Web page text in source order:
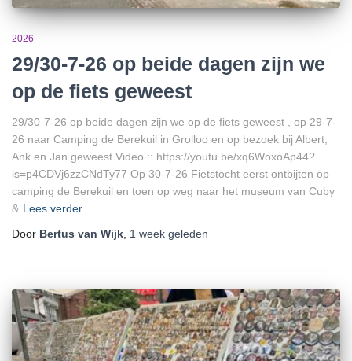
2026
29/30-7-26 op beide dagen zijn we
op de fiets geweest
29/30-7-26 op beide dagen zijn we op de fiets geweest , op 29-7-
26 naar Camping de Berekuil in Grolloo en op bezoek bij Albert,
Ank en Jan geweest Video :: https://youtu.be/xq6WoxoAp44?
is=p4CDVj6zzCNdTy77 Op 30-7-26 Fietstocht eerst ontbijten op
camping de Berekuil en toen op weg naar het museum van Cuby
& Lees verder
Door Bertus van Wijk 1 week geleden